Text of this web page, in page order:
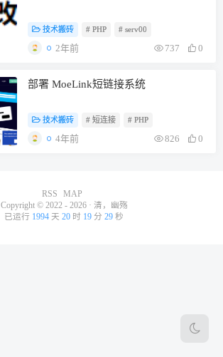
技术搬砖 # PHP # serv00
2年前 737 0
部署 MoeLink短链接系统
技术搬砖 # 短连接 # PHP
4年前 826 0
RSS
MAP
Copyright © 2022 - 2026 · 清，幽殇
已运行 1994 天 20 时 19 分 29 秒